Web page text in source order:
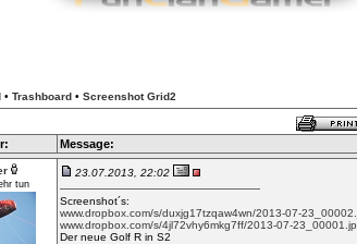
• Trashboard • Screenshot Grid2
Message:
tun
23.07.2013, 22:02
Screenshot´s:
www.dropbox.com/s/duxjg17tzqaw4wn/2013-07-
www.dropbox.com/s/4jl72vhy6mkg7ff/2013-07-
Der neue Golf R in S2